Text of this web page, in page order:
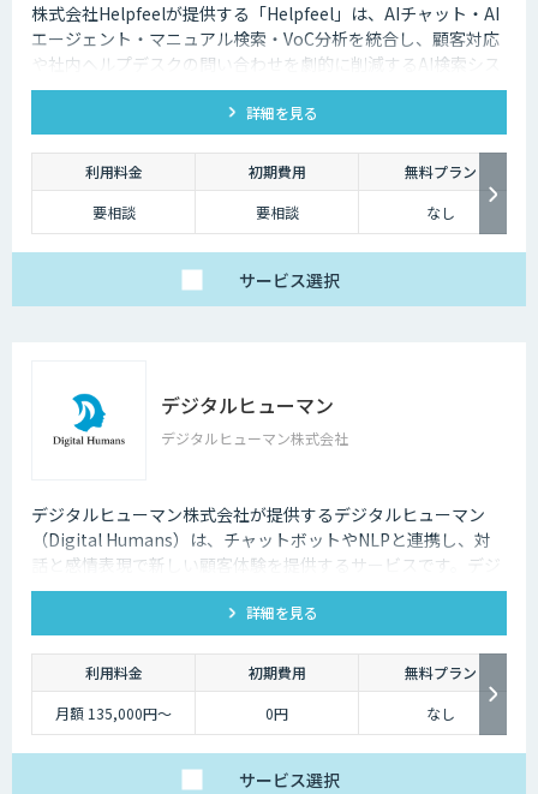
株式会社Helpfeelが提供する「Helpfeel」は、AIチャット・AI
エージェント・マニュアル検索・VoC分析を統合し、顧客対応
や社内ヘルプデスクの問い合わせを劇的に削減するAI検索シス
テムです。特許技術と手厚い伴走支援で、誰でも即座に答えを
詳細を見る
利用料金 初期費用
無料プラン
要相談
要相談 なし
サービス選択
デジタルヒューマン
デジタルヒューマン株式会社
デジタルヒューマン株式会社が提供するデジタルヒューマン
（Digital Humans）は、チャットボットやNLPと連携し、対
話と感情表現で新しい顧客体験を提供するサービスです。デジ
タル従業員として、直感的で、インパクトがあり、競争力があ
るサービス創造と顧客体験が提供できます。
詳細を見る
利用料金 初期費用
無料プラン
月額 135,000円〜
0円 なし
サービス選択